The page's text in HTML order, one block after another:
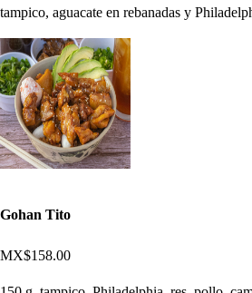
tampico, aguacate en rebanadas y
Gohan Tito
MX$158.00